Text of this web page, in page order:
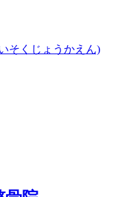
そくじょうかえん)